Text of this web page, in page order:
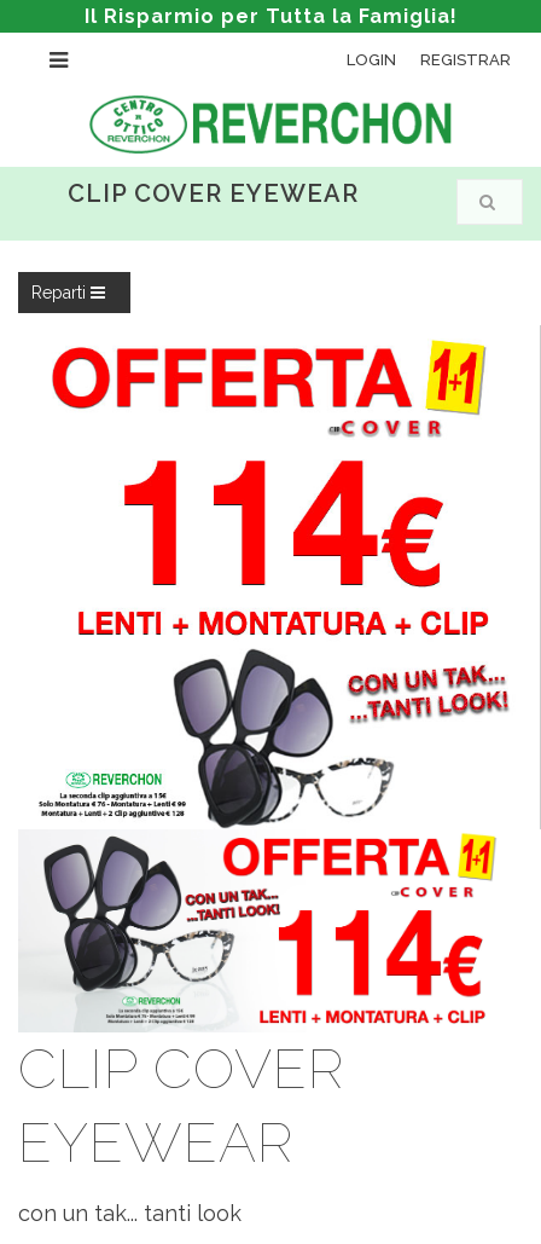
Il Risparmio per Tutta la Famiglia!
LOGIN REGISTRAR
CLIP COVER EYEWEAR
Reparti
CLIP COVER
EYEWEAR
con un tak... tanti look